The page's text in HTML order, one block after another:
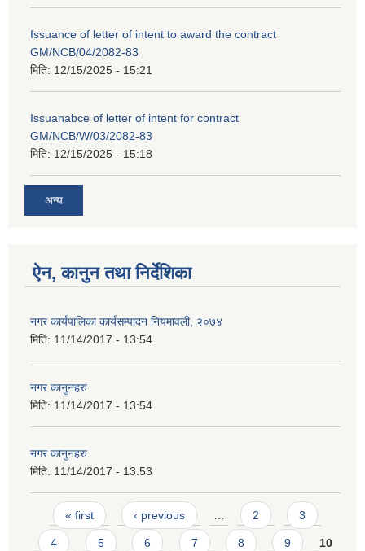
Issuance of letter of intent to award the contract
GM/NCB/04/2082-83
मिति: 12/15/2025 - 15:21
Issuanabce of letter of intent for contract
GM/NCB/W/03/2082-83
मिति: 12/15/2025 - 15:18
अन्य
ऐन, कानुन तथा निर्देशिका
नगर कार्यपालिका कार्यसम्पादन नियमावली, २०७४
मिति: 11/14/2017 - 13:54
नगर कानुनहरु
मिति: 11/14/2017 - 13:54
नगर कानुनहरु
मिति: 11/14/2017 - 13:53
Pages
« first ‹ previous 2 3
4 5 6 7 8 9 10